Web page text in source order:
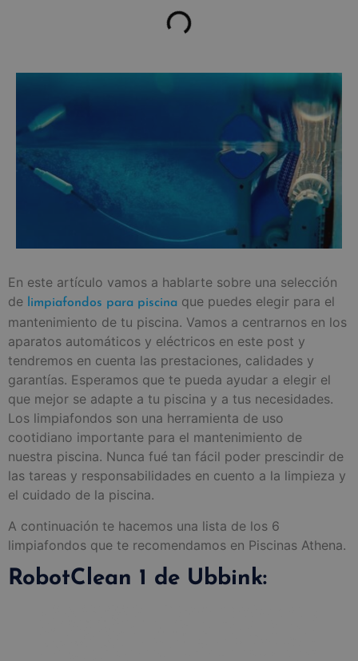
En este artículo vamos a hablarte sobre una selección
de limpiafondos para piscina que puedes elegir para el
mantenimiento de tu piscina. Vamos a centrarnos en los
aparatos automáticos y eléctricos en este post y
tendremos en cuenta las prestaciones, calidades y
garantías. Esperamos que te pueda ayudar a elegir el
que mejor se adapte a tu piscina y a tus necesidades.
Los limpiafondos son una herramienta de uso
cootidiano importante para el mantenimiento de
nuestra piscina. Nunca fué tan fácil poder prescindir de
las tareas y responsabilidades en cuento a la limpieza y
el cuidado de la piscina.
A continuación te hacemos una lista de los 6
limpiafondos que te recomendamos en Piscinas Athena.
RobotClean 1 de Ubbink: